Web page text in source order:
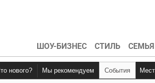
ШОУ-БИЗНЕС СТИЛЬ СЕМЬЯ
Что нового? Мы рекомендуем События